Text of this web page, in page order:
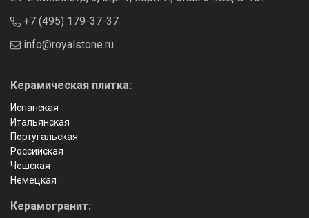
+7 (495) 179-37-37
info@royalstone.ru
Керамическая плитка:
Испанская
Итальянская
Португальская
Российская
Чешская
Немецкая
Керамогранит: